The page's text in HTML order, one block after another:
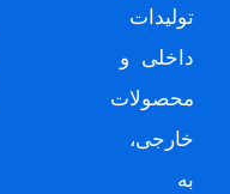
تولیدات
داخلی و
محصولات
خارجی،
به